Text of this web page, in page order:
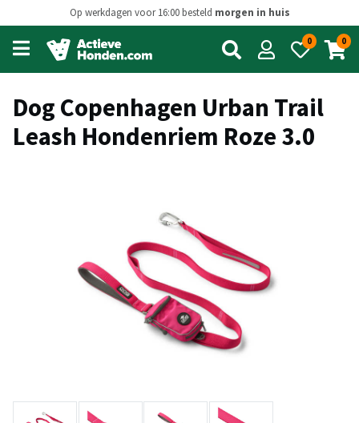
Op werkdagen voor 16:00 besteld morgen in huis
Open
main
menu
0 0
Dog Copenhagen Urban Trail
Leash Hondenriem Roze 3.0